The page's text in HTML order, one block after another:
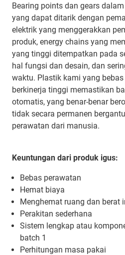
Bearing points dan gears
yang dapat ditarik dengan
elektrik yang menggerakkan
produk, energy chains yang
yang tinggi ditempatkan pada
hal fungsi dan desain, dan
waktu. Plastik kami yang
berkinerja tinggi memastikan
otomatis, yang benar-benar
tidak secara permanen
perawatan dari manusia.
Keuntungan dari produk igus:
Bebas perawatan
Hemat biaya
Menghemat ruang dan berat
Perakitan sederhana
Sistem lengkap atau
batch 1
Perhitungan masa pakai